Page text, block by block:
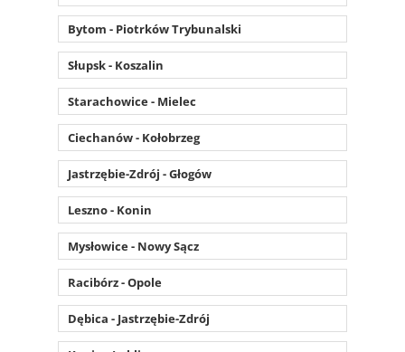
Bytom - Piotrków Trybunalski
Słupsk - Koszalin
Starachowice - Mielec
Ciechanów - Kołobrzeg
Jastrzębie-Zdrój - Głogów
Leszno - Konin
Mysłowice - Nowy Sącz
Racibórz - Opole
Dębica - Jastrzębie-Zdrój